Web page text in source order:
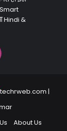
Hindi &
techrweb.com |
About Us